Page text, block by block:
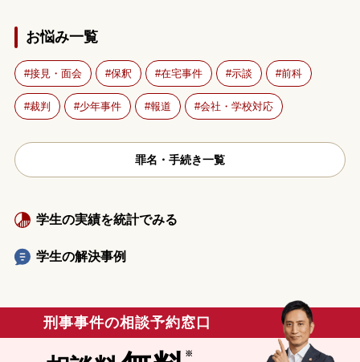
お悩み一覧
接見・面会 保釈 在宅事件 示談 前科
裁判 少年事件 報道 会社・学校対応
罪名・手続き一覧
学生の実績を統計でみる
学生の解決事例
刑事事件の相談予約窓口